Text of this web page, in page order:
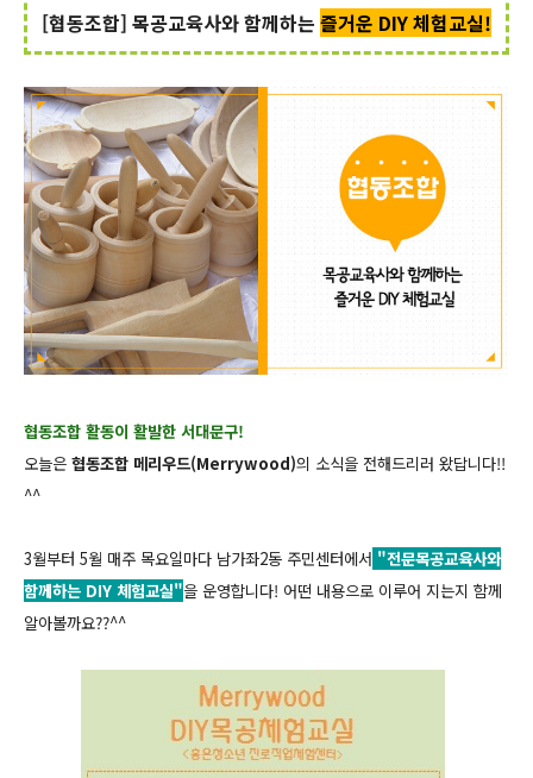
[협동조합] 목공교육사와 함께하는 즐거운 DIY 체험교실!
협동조합 활동이 활발한 서대문구!
오늘은 협동조합 메리우드(Merrywood)의 소식을 전해드리러 왔답니다!!
^^
3월부터 5월 매주 목요일마다 남가좌2동 주민센터에서 "전문목공교육사와
함께하는 DIY 체험교실"을 운영합니다! 어떤 내용으로 이루어 지는지 함께
알아볼까요??^^